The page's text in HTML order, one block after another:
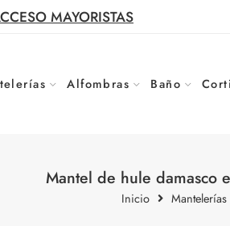
MAYORISTAS
Alfombras Baño
Mantel de hule damasco
Inicio Mantelerías